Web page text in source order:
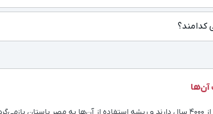
کدامند؟
می‌توان گفت روکش‌های چوبی قدمتی بیش از ۴۰۰۰ سال دارند و ریشه استفاده از